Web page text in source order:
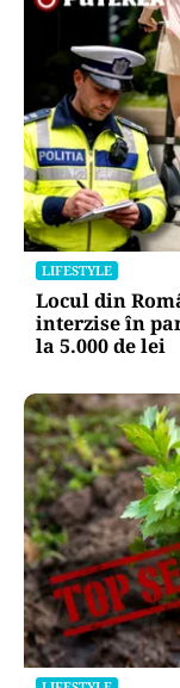
LIFESTYLE
Locul din
interzise în
la 5.000 de lei